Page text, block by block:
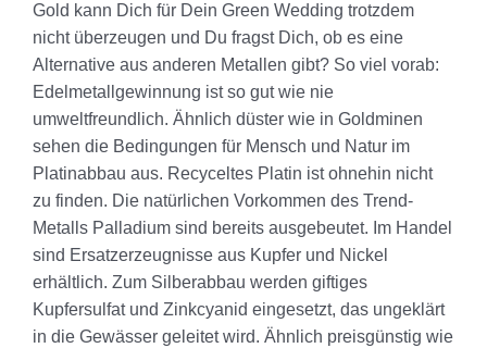
Gold kann Dich für Dein Green Wedding trotzdem
nicht überzeugen und Du fragst Dich, ob es eine
Alternative aus anderen Metallen gibt? So viel vorab:
Edelmetallgewinnung ist so gut wie nie
umweltfreundlich. Ähnlich düster wie in Goldminen
sehen die Bedingungen für Mensch und Natur im
Platinabbau aus. Recyceltes Platin ist ohnehin nicht
zu finden. Die natürlichen Vorkommen des Trend-
Metalls Palladium sind bereits ausgebeutet. Im Handel
sind Ersatzerzeugnisse aus Kupfer und Nickel
erhältlich. Zum Silberabbau werden giftiges
Kupfersulfat und Zinkcyanid eingesetzt, das ungeklärt
in die Gewässer geleitet wird. Ähnlich preisgünstig wie